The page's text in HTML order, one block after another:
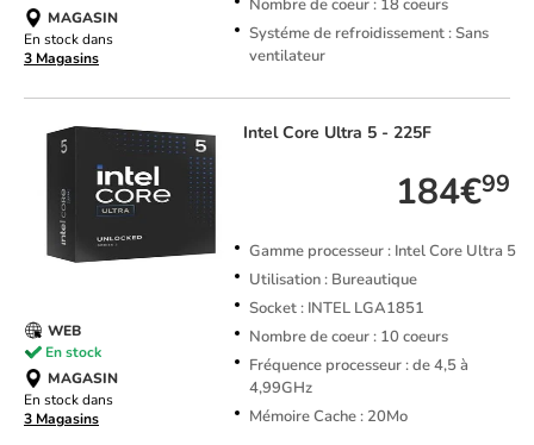
Nombre de coeur : 18 coeurs
Systéme de refroidissement : Sans
ventilateur
MAGASIN
En stock dans
3 Magasins
IntelCore Ultra 5 - 225F
184€99
Gamme processeur : Intel Core Ultra 5
Utilisation : Bureautique
Socket : INTEL LGA1851
Nombre de coeur : 10 coeurs
Fréquence processeur : de 4,5 à
4,99GHz
Mémoire Cache : 20Mo
WEB
En stock
MAGASIN
En stock dans
3 Magasins